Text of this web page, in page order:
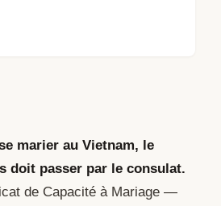
marier au Vietnam, le
doit passer par le consulat.
de Capacité à Mariage —